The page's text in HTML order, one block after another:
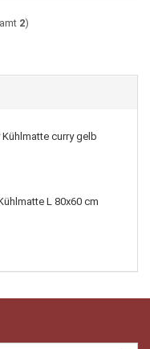
2)
curry gelb
L 80x60 cm